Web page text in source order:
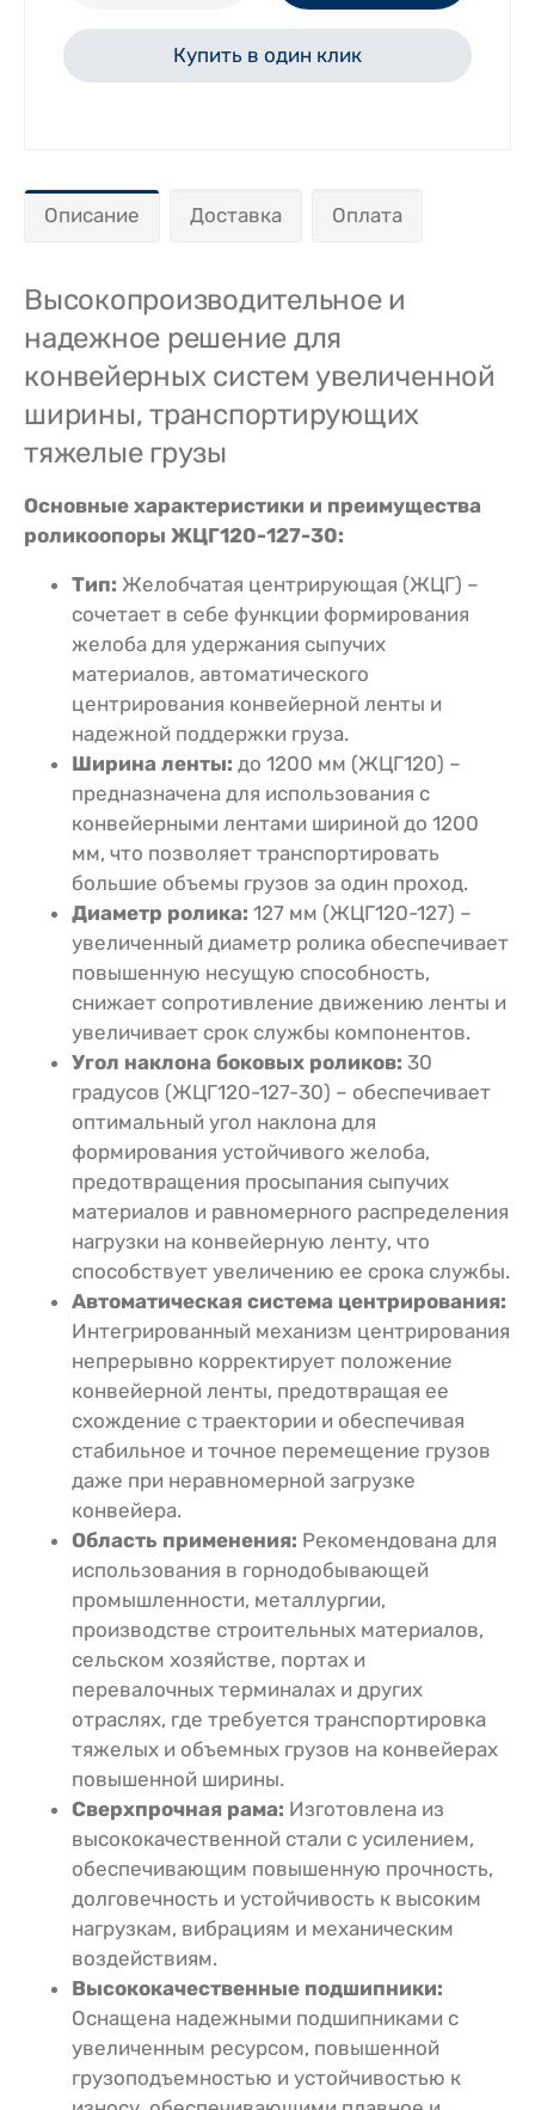
Купить в один клик
Описание Доставка Оплата
Высокопроизводительное и
надежное решение для
конвейерных систем увеличенной
ширины, транспортирующих
тяжелые грузы
Основные характеристики и преимущества
роликоопоры ЖЦГ120-127-30:
Тип: Желобчатая центрирующая (ЖЦГ) –
сочетает в себе функции формирования
желоба для удержания сыпучих
материалов, автоматического
центрирования конвейерной ленты и
надежной поддержки груза.
Ширина ленты: до 1200 мм (ЖЦГ120) –
предназначена для использования с
конвейерными лентами шириной до 1200
мм, что позволяет транспортировать
большие объемы грузов за один проход.
Диаметр ролика: 127 мм (ЖЦГ120-127) –
увеличенный диаметр ролика обеспечивает
повышенную несущую способность,
снижает сопротивление движению ленты и
увеличивает срок службы компонентов.
Угол наклона боковых роликов: 30
градусов (ЖЦГ120-127-30) – обеспечивает
оптимальный угол наклона для
формирования устойчивого желоба,
предотвращения просыпания сыпучих
материалов и равномерного распределения
нагрузки на конвейерную ленту, что
способствует увеличению ее срока службы.
Автоматическая система центрирования:
Интегрированный механизм центрирования
непрерывно корректирует положение
конвейерной ленты, предотвращая ее
схождение с траектории и обеспечивая
стабильное и точное перемещение грузов
даже при неравномерной загрузке
конвейера.
Область применения: Рекомендована для
использования в горнодобывающей
промышленности, металлургии,
производстве строительных материалов,
сельском хозяйстве, портах и
перевалочных терминалах и других
отраслях, где требуется транспортировка
тяжелых и объемных грузов на конвейерах
повышенной ширины.
Сверхпрочная рама: Изготовлена из
высококачественной стали с усилением,
обеспечивающим повышенную прочность,
долговечность и устойчивость к высоким
нагрузкам, вибрациям и механическим
воздействиям.
Высококачественные подшипники:
Оснащена надежными подшипниками с
увеличенным ресурсом, повышенной
грузоподъемностью и устойчивостью к